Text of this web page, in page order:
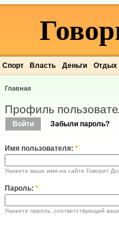
Спорт Власть Деньги Отдых
Главная
Профиль
Войти Забыли пароль?
Имя пользователя: *
Укажите ваше имя на сайте Говорит
Пароль: *
Укажите пароль, соответствующий